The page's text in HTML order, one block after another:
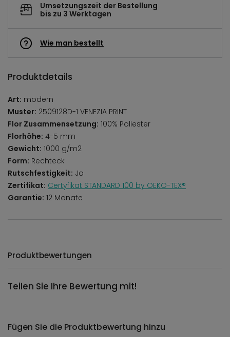
Umsetzungszeit der Bestellung
bis zu 3 Werktagen
Wie man bestellt
Produktdetails
Art: modern
Muster: 2509128D-1 VENEZIA PRINT
Flor Zusammensetzung: 100% Poliester
Florhöhe: 4-5 mm
Gewicht: 1000 g/m2
Form: Rechteck
Rutschfestigkeit: Ja
Zertifikat: Certyfikat STANDARD 100 by OEKO-TEX®
Garantie: 12 Monate
Produktbewertungen
Teilen Sie Ihre Bewertung mit!
Fügen Sie die Produktbewertung hinzu